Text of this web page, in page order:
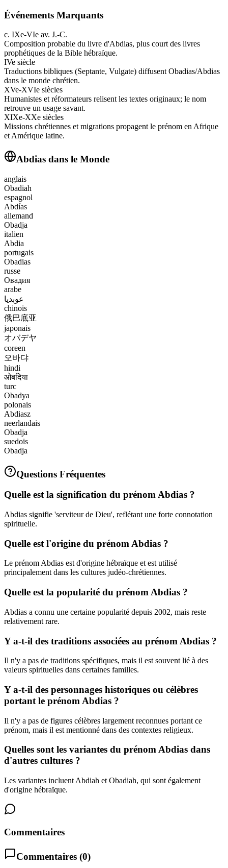
Événements Marquants
c. IXe-VIe av. J.-C.
Composition probable du livre d'Abdias, plus court des livres
prophétiques de la Bible hébraïque.
IVe siècle
Traductions bibliques (Septante, Vulgate) diffusent Obadias/Abdias
dans le monde chrétien.
XVe-XVIe siècles
Humanistes et réformateurs relisent les textes originaux; le nom
retrouve un usage savant.
XIXe-XXe siècles
Missions chrétiennes et migrations propagent le prénom en Afrique
et Amérique latine.
Abdias dans le Monde
anglais
Obadiah
espagnol
Abdías
allemand
Obadja
italien
Abdia
portugais
Obadias
russe
Овадия
arabe
عوبديا
chinois
俄巴底亚
japonais
オバデヤ
coreen
오바댜
hindi
ओबदिया
turc
Obadya
polonais
Abdiasz
neerlandais
Obadja
suedois
Obadja
Questions Fréquentes
Quelle est la signification du prénom Abdias ?
Abdias signifie 'serviteur de Dieu', reflétant une forte connotation
spirituelle.
Quelle est l'origine du prénom Abdias ?
Le prénom Abdias est d'origine hébraïque et est utilisé
principalement dans les cultures judéo-chrétiennes.
Quelle est la popularité du prénom Abdias ?
Abdias a connu une certaine popularité depuis 2002, mais reste
relativement rare.
Y a-t-il des traditions associées au prénom Abdias ?
Il n'y a pas de traditions spécifiques, mais il est souvent lié à des
valeurs spirituelles dans certaines familles.
Y a-t-il des personnages historiques ou célèbres
portant le prénom Abdias ?
Il n'y a pas de figures célèbres largement reconnues portant ce
prénom, mais il est mentionné dans des contextes religieux.
Quelles sont les variantes du prénom Abdias dans
d'autres cultures ?
Les variantes incluent Abdiah et Obadiah, qui sont également
d'origine hébraïque.
Commentaires
Commentaires (0)